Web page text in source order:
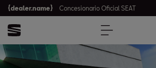
{dealer.name} Concesionario Oficial SEAT